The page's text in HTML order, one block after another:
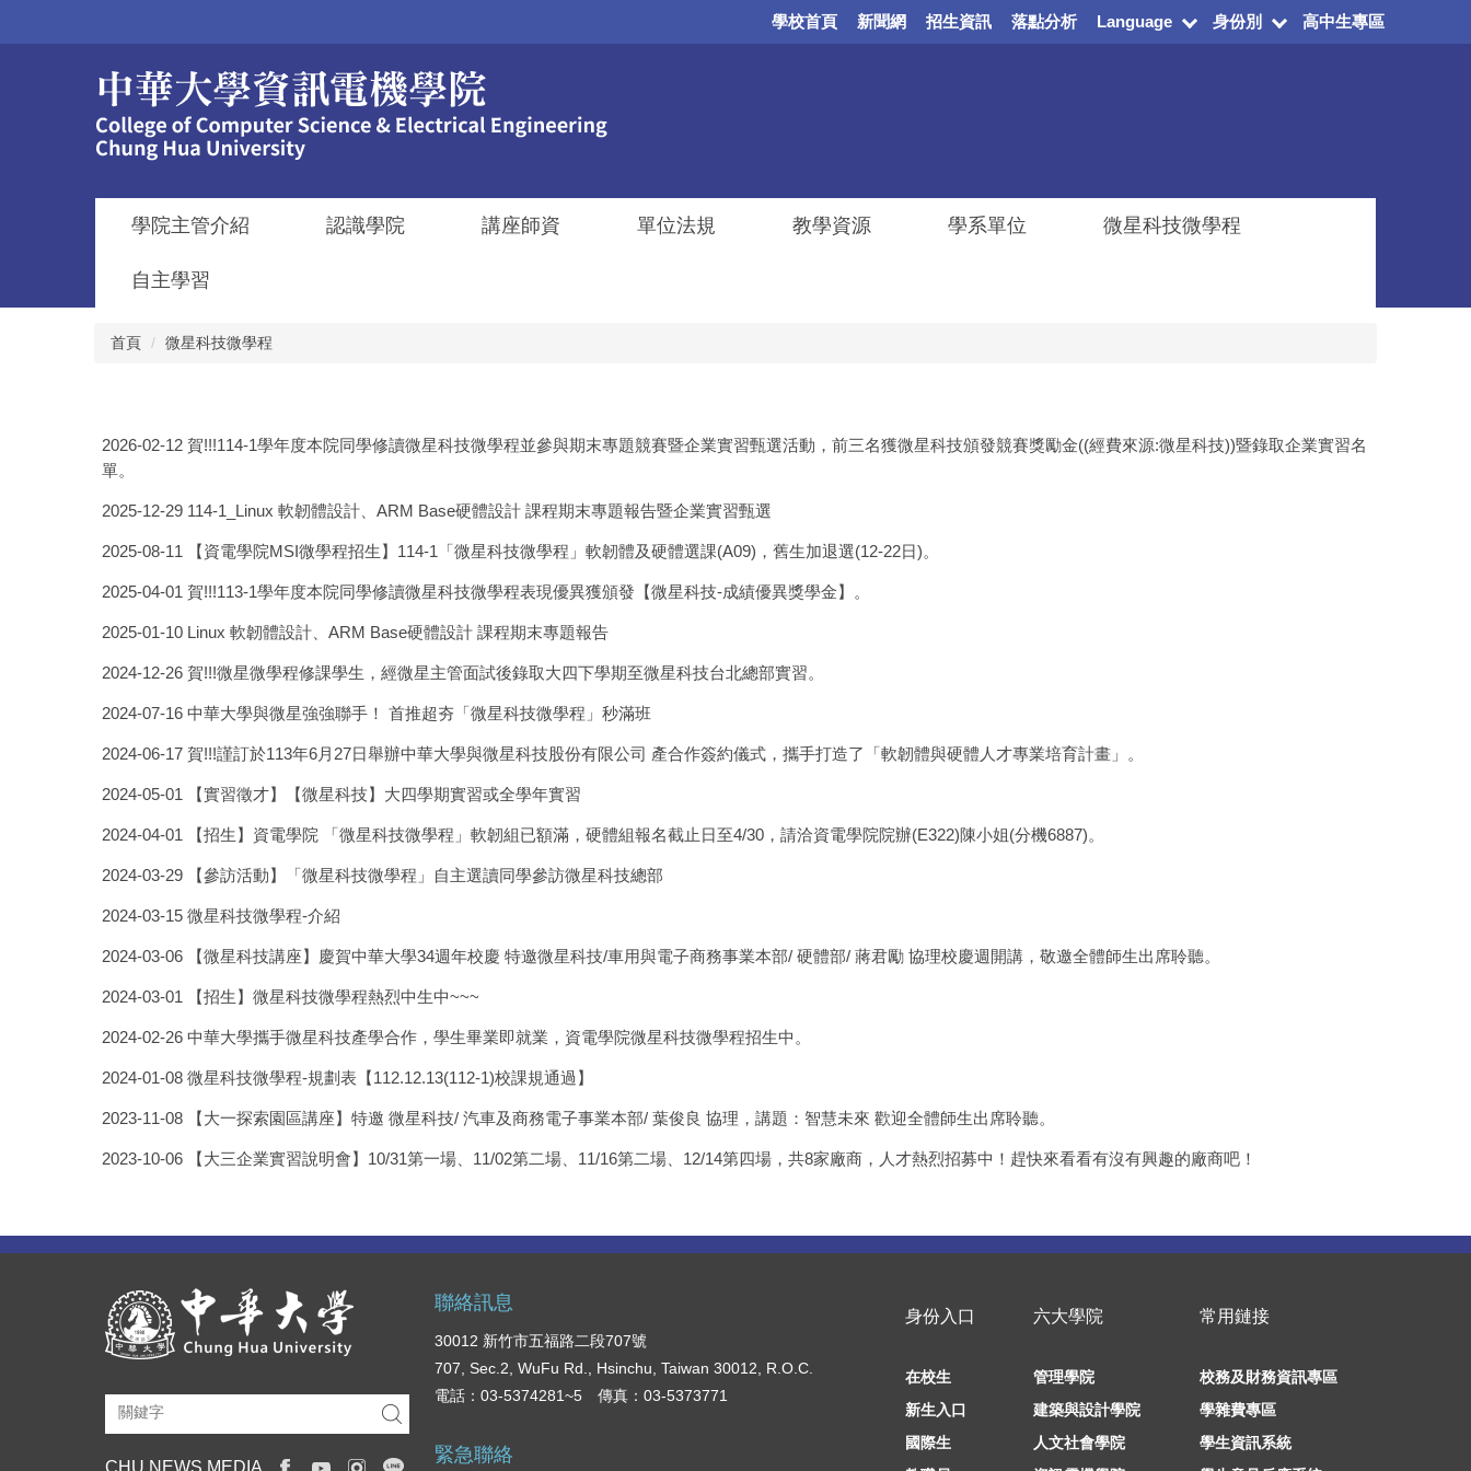
學校首頁 新聞網 招生資訊 落點分析 Language 身份別 高中生專區
學院主管介紹 認識學院 講座師資 單位法規 教學資源 學系單位 微星科技微學程
自主學習
首頁 微星科技微學程
2026-02-12 賀!!!114-1學年度本院同學修讀微星科技微學程並參與期末專題競賽暨企業實習甄選活動，前三名獲微星科技頒發競賽獎勵金((經費來源:微星科技))暨錄取企業實習名
單。
2025-12-29 114-1_Linux 軟韌體設計、ARM Base硬體設計 課程期末專題報告暨企業實習甄選
2025-08-11 【資電學院MSI微學程招生】114-1「微星科技微學程」軟韌體及硬體選課(A09)，舊生加退選(12-22日)。
2025-04-01 賀!!!113-1學年度本院同學修讀微星科技微學程表現優異獲頒發【微星科技-成績優異獎學金】。
2025-01-10 Linux 軟韌體設計、ARM Base硬體設計 課程期末專題報告
2024-12-26 賀!!!微星微學程修課學生，經微星主管面試後錄取大四下學期至微星科技台北總部實習。
2024-07-16 中華大學與微星強強聯手！ 首推超夯「微星科技微學程」秒滿班
2024-06-17 賀!!!謹訂於113年6月27日舉辦中華大學與微星科技股份有限公司 產合作簽約儀式，攜手打造了「軟韌體與硬體人才專業培育計畫」。
2024-05-01 【實習徵才】【微星科技】大四學期實習或全學年實習
2024-04-01 【招生】資電學院 「微星科技微學程」軟韌組已額滿，硬體組報名截止日至4/30，請洽資電學院院辦(E322)陳小姐(分機6887)。
2024-03-29 【參訪活動】「微星科技微學程」自主選讀同學參訪微星科技總部
2024-03-15 微星科技微學程-介紹
2024-03-06 【微星科技講座】慶賀中華大學34週年校慶 特邀微星科技/車用與電子商務事業本部/ 硬體部/ 蔣君勵 協理校慶週開講，敬邀全體師生出席聆聽。
2024-03-01 【招生】微星科技微學程熱烈中生中~~~
2024-02-26 中華大學攜手微星科技產學合作，學生畢業即就業，資電學院微星科技微學程招生中。
2024-01-08 微星科技微學程-規劃表【112.12.13(112-1)校課規通過】
2023-11-08 【大一探索園區講座】特邀 微星科技/ 汽車及商務電子事業本部/ 葉俊良 協理，講題：智慧未來 歡迎全體師生出席聆聽。
2023-10-06 【大三企業實習說明會】10/31第一場、11/02第二場、11/16第二場、12/14第四場，共8家廠商，人才熱烈招募中！趕快來看看有沒有興趣的廠商吧！
聯絡訊息
30012 新竹市五福路二段707號
707, Sec.2, WuFu Rd., Hsinchu, Taiwan 30012, R.O.C.
電話：03-5374281~5 傳真：03-5373771
緊急聯絡
身份入口
在校生
新生入口
國際生
六大學院
管理學院
建築與設計學院
人文社會學院
常用鏈接
校務及財務資訊專區
學雜費專區
學生資訊系統